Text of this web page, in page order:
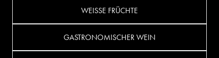
WEISSE FRÜCHTE
GASTRONOMISCHER WEIN